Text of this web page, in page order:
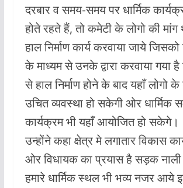
दरबार व समय-समय पर धार्मिक
होते रहते हैं, तो कमेटी के लोगो की
हाल निर्माण कार्य करवाया जाये
के माध्यम से उनके द्वारा करवाया गया
से हाल निर्माण होने के बाद यहाँ लोगो
उचित व्यवस्था हो सकेगी ओर धार्मिक
कार्यक्रम भी यहाँ आयोजित हो सकेगे।
उन्होंने कहा क्षेत्र मे लगातार विकास
ओर विधायक का प्रयास है सड़क
हमारे धार्मिक स्थल भी भव्य नजर